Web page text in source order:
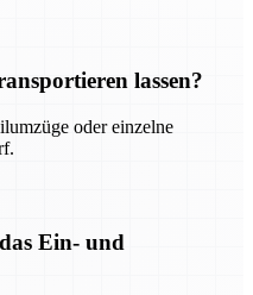
lassen?
oder einzelne
Ein- und